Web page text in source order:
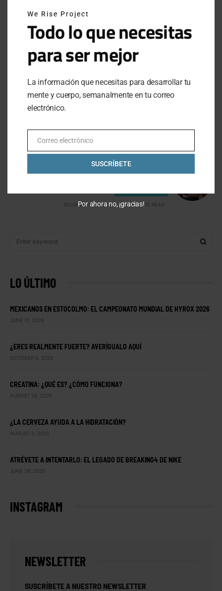
VIEW COMMENTS (0)
PORSCHE DESIGN HUAWEI GT2
UA INFINITY, EL BRA DEPORTIVO MÁS
NOVEMBER 8, 2020 2 MINUTE READ
LO ÚLTIMO
MEXICANOS EN ESTOCOLMO: EL CAMPEONATO MUNDIAL DE HYROX 2026
JUNE 17, 2026
¿ERES REALMENTE FUERTE? AVERÍGUALO AQUÍ
OCTOBER 6, 2025
CREATINA: ¿QUÉ ES? ¿CÓMO FUNCIONA?
AUGUST 26, 2025
¿LA CERVEZA AYUDA A LA HIDRATACIÓN?
AUGUST 5, 2025
ATRÉVETE A INTENTARLO: EL LEGADO DE BREAKING4 DE NIKE
JUNE 29, 2025
INSTAGRAM
NEWSLETTER
SUSCRÍBETE A NUESTRO NEWSLETTER
We Rise Project
Todo lo que necesitas
para ser mejor
La información que necesitas para desarrollar tu
mente y cuerpo, semanalmente en tu correo
electrónico.
EmailCorreo electrónico
SUSCRÍBETE
Por ahora no, ¡gracias!